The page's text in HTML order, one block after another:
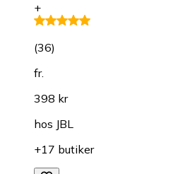
+
(36)
fr.
398 kr
hos JBL
+17 butiker